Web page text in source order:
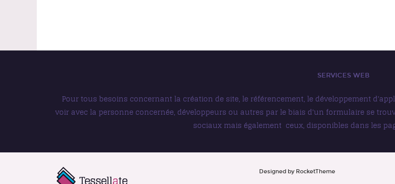
SERVICES WEB
Pour tous besoins concernant la création de site, le référencement, le développement
voir avec la personne concernée, développeurs ou autres par le biais d'un formulaire se
sociaux mais également ceux, disponibles dans les
Designed by RocketTheme